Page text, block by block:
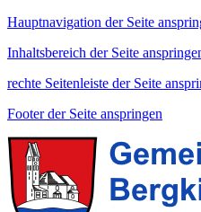
Hauptnavigation der Seite
Inhaltsbereich der Seite
rechte Seitenleiste der Seite
Footer der Seite anspringen